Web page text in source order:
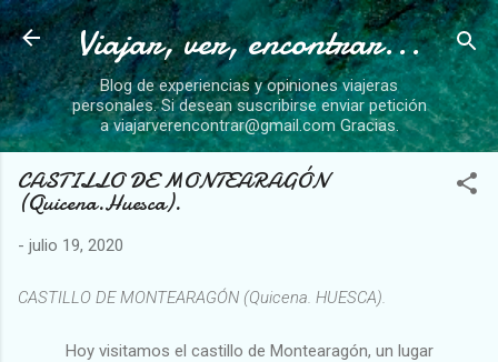
Ir al contenido principal
Viajar, ver, encontrar...
Blog de experiencias y opiniones viajeras
personales. Si desean suscribirse enviar petición
a viajarverencontrar@gmail.com Gracias.
CASTILLO DE MONTEARAGÓN
(Quicena.Huesca).
- julio 19, 2020
CASTILLO DE MONTEARAGÓN (Quicena. HUESCA).
Hoy visitamos el castillo de Montearagón, un lugar